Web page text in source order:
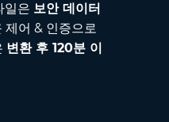
일은 보안 데이터
제어 & 인증으로
변환 후 120분 이